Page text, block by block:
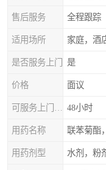
售后服务 全程跟踪
适用场所 家庭，酒
是否服务上门 是
价格 面议
48小时
用药名称 联苯菊酯
用药剂型 水剂，粉